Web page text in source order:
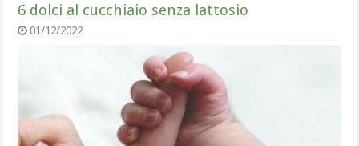
6 dolci al cucchiaio senza lattosio
01/12/2022